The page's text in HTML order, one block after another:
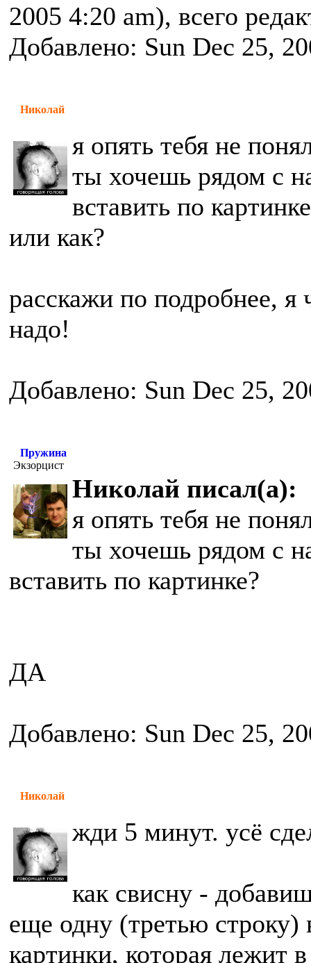
2005 4:20 am), всего
Добавлено: Sun Dec 25,
Николай
я опять тебя не
ты хочешь рядом с
вставить по
или как?
расскажи по подробнее,
надо!
Добавлено: Sun Dec 25,
Пружина
Экзорцист
Николай писал(а):
я опять тебя не
ты хочешь рядом с
вставить по картинке?
ДА
Добавлено: Sun Dec 25,
Николай
жди 5 минут. усё
как свисну -
еще одну (третью строку)
картинки, которая лежит